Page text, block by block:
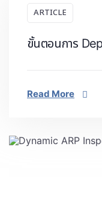
ARTICLE
ขั้นตอนการ
Read More